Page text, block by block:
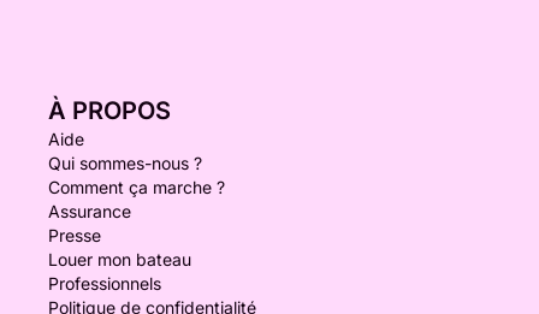
À PROPOS
Aide
Qui sommes-nous ?
Comment ça marche ?
Assurance
Presse
Louer mon bateau
Professionnels
Politique de confidentialité